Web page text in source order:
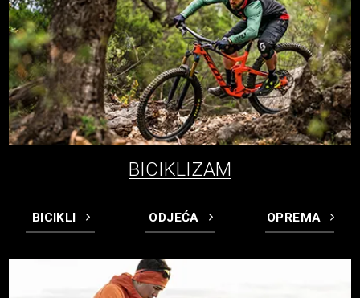
BICIKLIZAM
BICIKLI ODJEĆA OPREMA